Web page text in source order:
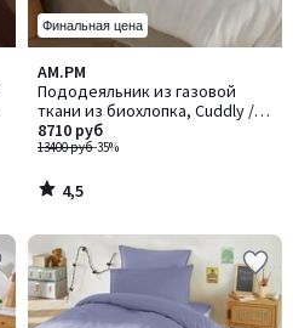
Финальная цена
AM.PM
Пододеяльник из газовой
ткани из биохлопка, Cuddly /
Каддли
13400 руб-35%
8710 руб
4,5
/ 5
4,5
/